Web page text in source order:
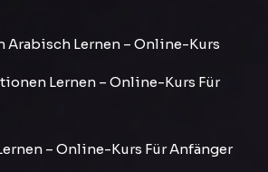
Arabisch Lernen – Online-Kurs
Lernen – Online-Kurs Für
– Online-Kurs Für Anfänger